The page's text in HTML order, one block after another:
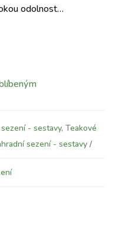
odolnost…
- sestavy, Teakové
sezení - sestavy